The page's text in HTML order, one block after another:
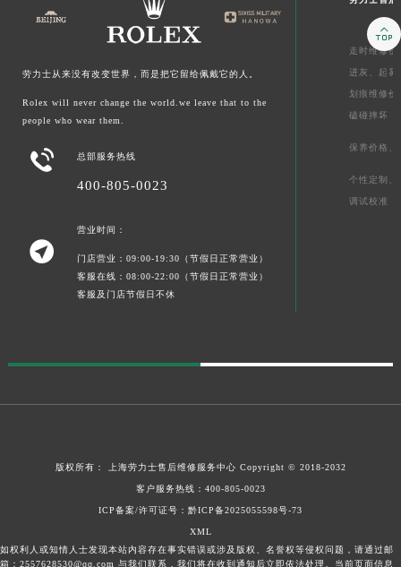
劳力士从来没有改变世界，而是把它留给佩戴它的人。
Rolex will never change the world.we leave that to the
people who wear them.
 总部服务热线
400-805-0023

营业时间：
门店营业：09:00-19:30（节假日正常营业）
客服在线：08:00-22:00（节假日正常营业）
客服及门店节假日不休
走时维修价
进灰、 起雾
划痕维修价
磕碰摔坏
保养价格、
个性定制、
调试校准
版权所有： 上海劳力士售后维修服务中心 Copyright © 2018-2032
客户服务热线： 400-805-0023
ICP备案/许可证号：黔ICP备2025055598号-73
XML
如权利人或知情人士发现本站内容存在事实错误或涉及版权、名誉权等侵权问题，请通过邮
箱：2557628530@qq.com 与我们联系，我们将在收到通知后立即依法处理。当前页面信息
